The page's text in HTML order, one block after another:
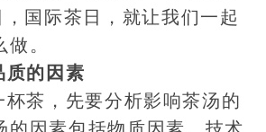
国际茶日，就让我们一起
。
质的因素
杯茶，先要分析影响茶汤的